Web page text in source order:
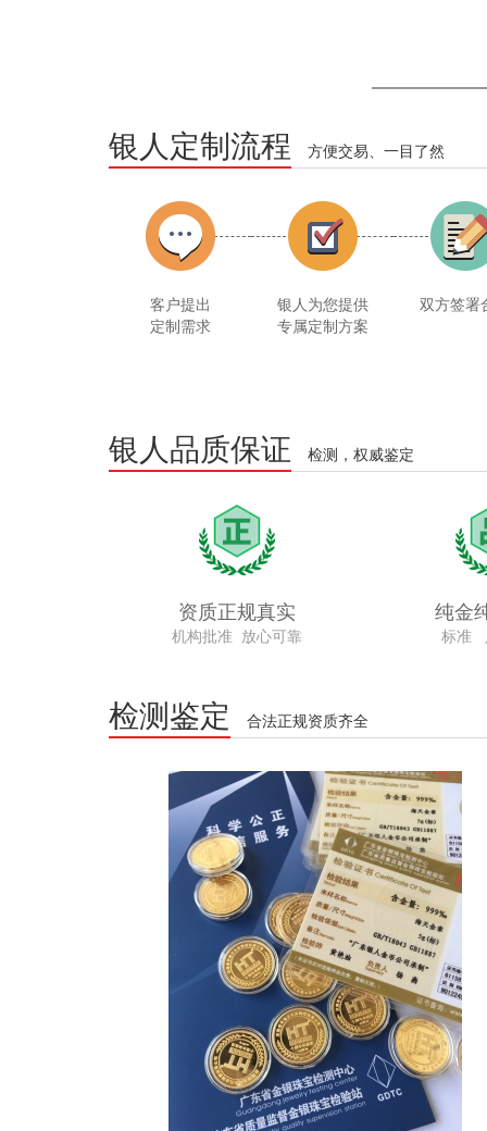
银人定制流程 方便交易、一目了然
客户提出
定制需求
银人为您提供
专属定制方案
双方签署
银人品质保证 检测，权威鉴定
资质正规真实
机构批准 放心可靠
纯金
标准
检测鉴定 合法正规资质齐全